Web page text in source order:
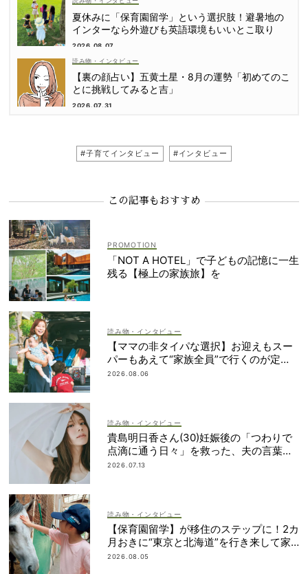
夏休みに「保育園留学」という選択肢！避暑地の
インターなら外遊びも英語環境もいいとこ取り
2026.08.07
読み物・インタビュー
【裏の顔占い】五黄土星・8月の運勢「初めてのこ
とに挑戦してみると吉」
2026.07.31
#子育てインタビュー #インタビュー
この記事もおすすめ
「NOT A HOTEL」で子どもの記憶に一生
残る【極上の家族旅】を
読み物・インタビュー
【ママの非タイパな選択】お迎えもスー
パーもあえて“家族全員”で行くのが定
番！
2026.08.06
読み物・インタビュー
貴島明日香さん(30)妊娠後の「つわりで
点滴に通う日々」を救った、夫の言葉と
朝マック
2026.07.13
読み物・インタビュー
【保育園留学】が移住のステップに！2カ
月おきに“東京と北海道”を行き来して家
族で決断
2026.08.05